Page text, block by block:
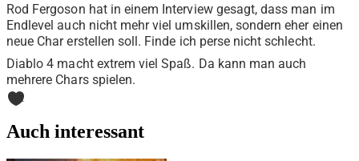
Rod Fergoson hat in einem Interview gesagt, dass man im
Endlevel auch nicht mehr viel umskillen, sondern eher einen
neue Char erstellen soll. Finde ich perse nicht schlecht.
Diablo 4 macht extrem viel Spaß. Da kann man auch
mehrere Chars spielen.
1
Auch interessant